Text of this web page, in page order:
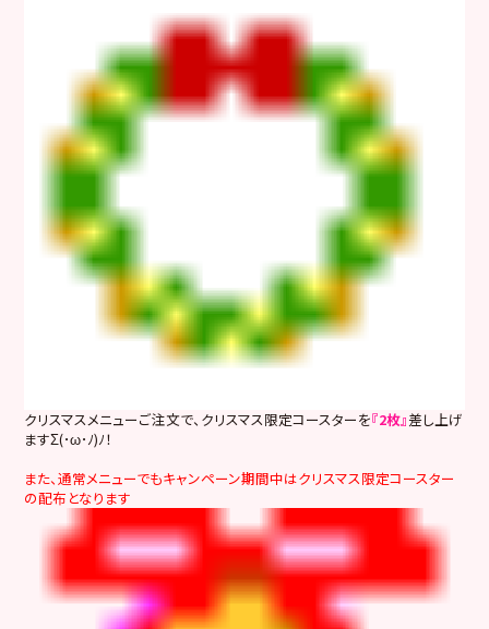
クリスマスメニューご注文で、クリスマス限定コースターを『2枚』差し上げ
ますΣ(･ω･ﾉ)ﾉ！
また、通常メニューでもキャンペーン期間中はクリスマス限定コースター
の配布となります